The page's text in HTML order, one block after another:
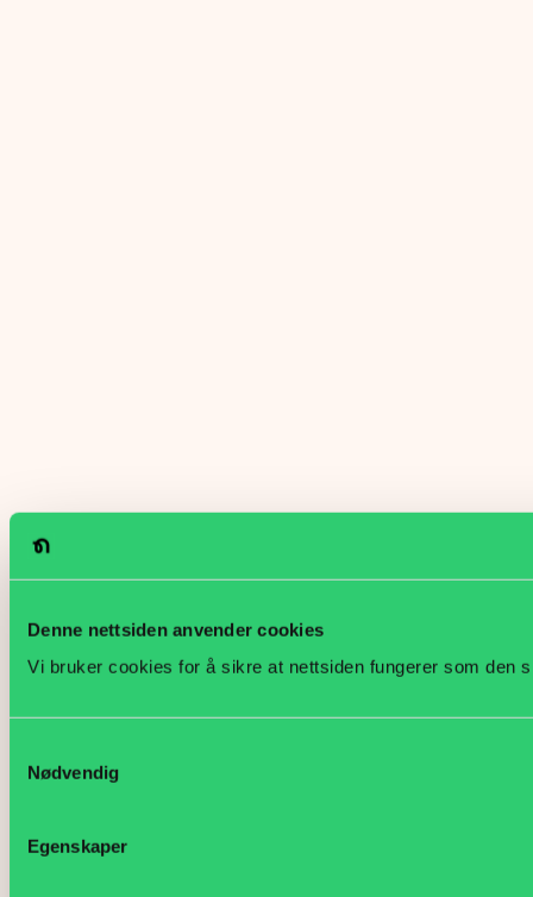
Denne nettsiden anvender cookies
Vi bruker cookies for å sikre at nettsiden fungerer som den
Nødvendig
Egenskaper